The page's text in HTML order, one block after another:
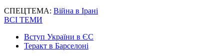
СПЕЦТЕМА: Війна в Ірані
ВСІ ТЕМИ
Вступ України в ЄС
Теракт в Барселоні